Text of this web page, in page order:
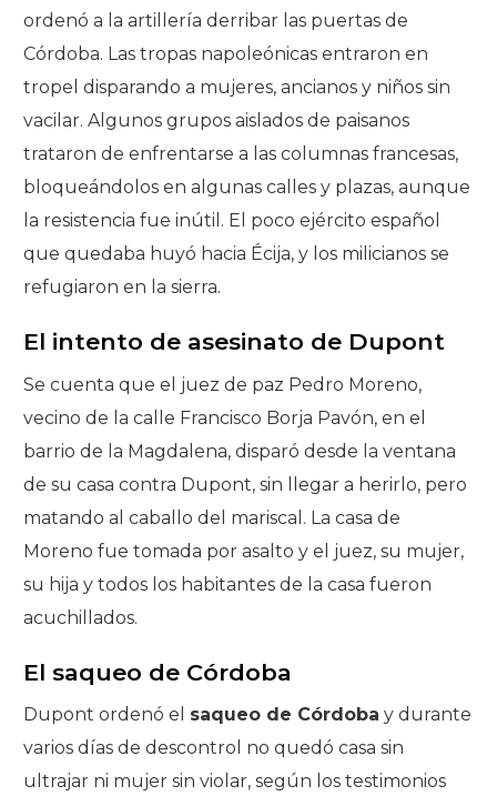
ordenó a la artillería derribar las puertas de
Córdoba. Las tropas napoleónicas entraron en
tropel disparando a mujeres, ancianos y niños sin
vacilar. Algunos grupos aislados de paisanos
trataron de enfrentarse a las columnas francesas,
bloqueándolos en algunas calles y plazas, aunque
la resistencia fue inútil. El poco ejército español
que quedaba huyó hacia Écija, y los milicianos se
refugiaron en la sierra.
El intento de asesinato de Dupont
Se cuenta que el juez de paz Pedro Moreno,
vecino de la calle Francisco Borja Pavón, en el
barrio de la Magdalena, disparó desde la ventana
de su casa contra Dupont, sin llegar a herirlo, pero
matando al caballo del mariscal. La casa de
Moreno fue tomada por asalto y el juez, su mujer,
su hija y todos los habitantes de la casa fueron
acuchillados.
El saqueo de Córdoba
Dupont ordenó el saqueo de Córdoba y durante
varios días de descontrol no quedó casa sin
ultrajar ni mujer sin violar, según los testimonios